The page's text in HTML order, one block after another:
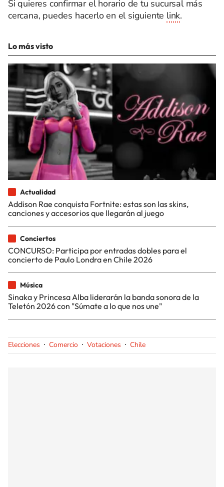
Si quieres confirmar el horario de tu sucursal más
cercana, puedes hacerlo en el siguiente link.
Lo más visto
Actualidad
Addison Rae conquista Fortnite: estas son las skins,
canciones y accesorios que llegarán al juego
Conciertos
CONCURSO: Participa por entradas dobles para el
concierto de Paulo Londra en Chile 2026
Música
Sinaka y Princesa Alba liderarán la banda sonora de la
Teletón 2026 con "Súmate a lo que nos une"
Elecciones Comercio Votaciones Chile